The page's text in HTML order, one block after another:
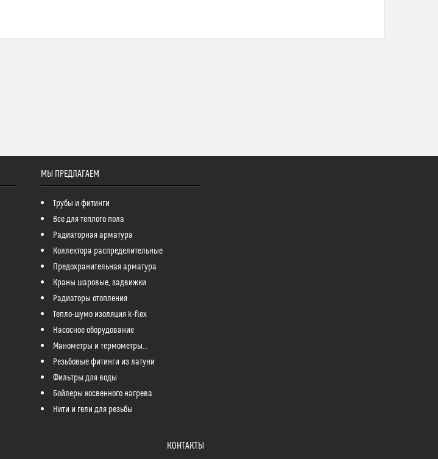
МЫ ПРЕДЛАГАЕМ
Трубы и фитинги
Все для теплого пола
Радиаторная арматура
Коллектора распределительные
Предохранительная арматура
Краны шаровые, задвижки
Радиаторы отопления
Тепло-шумо изоляция k-flex
Насосное оборудование
Манометры и термометры...
Резьбовые фитинги из латуни
Фильтры для воды
Бойлеры косвенного нагрева
Нити и гели для резьбы